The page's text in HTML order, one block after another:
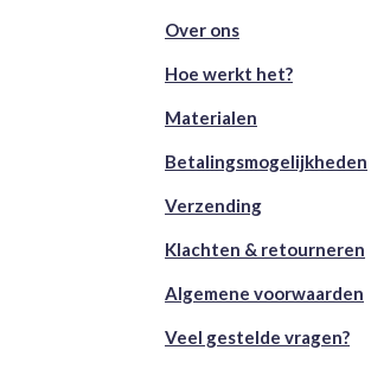
Over ons
Hoe werkt het?
Materialen
Betalingsmogelijkheden
Verzending
Klachten & retourneren
Algemene voorwaarden
Veel gestelde vragen?